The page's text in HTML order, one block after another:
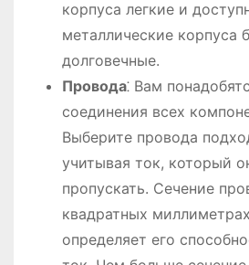
корпуса легкие и
металлические корпуса
долговечные.
Провода⁚ Вам
соединения всех
Выберите провода
учитывая ток, который
пропускать. Сечение
квадратных
определяет его